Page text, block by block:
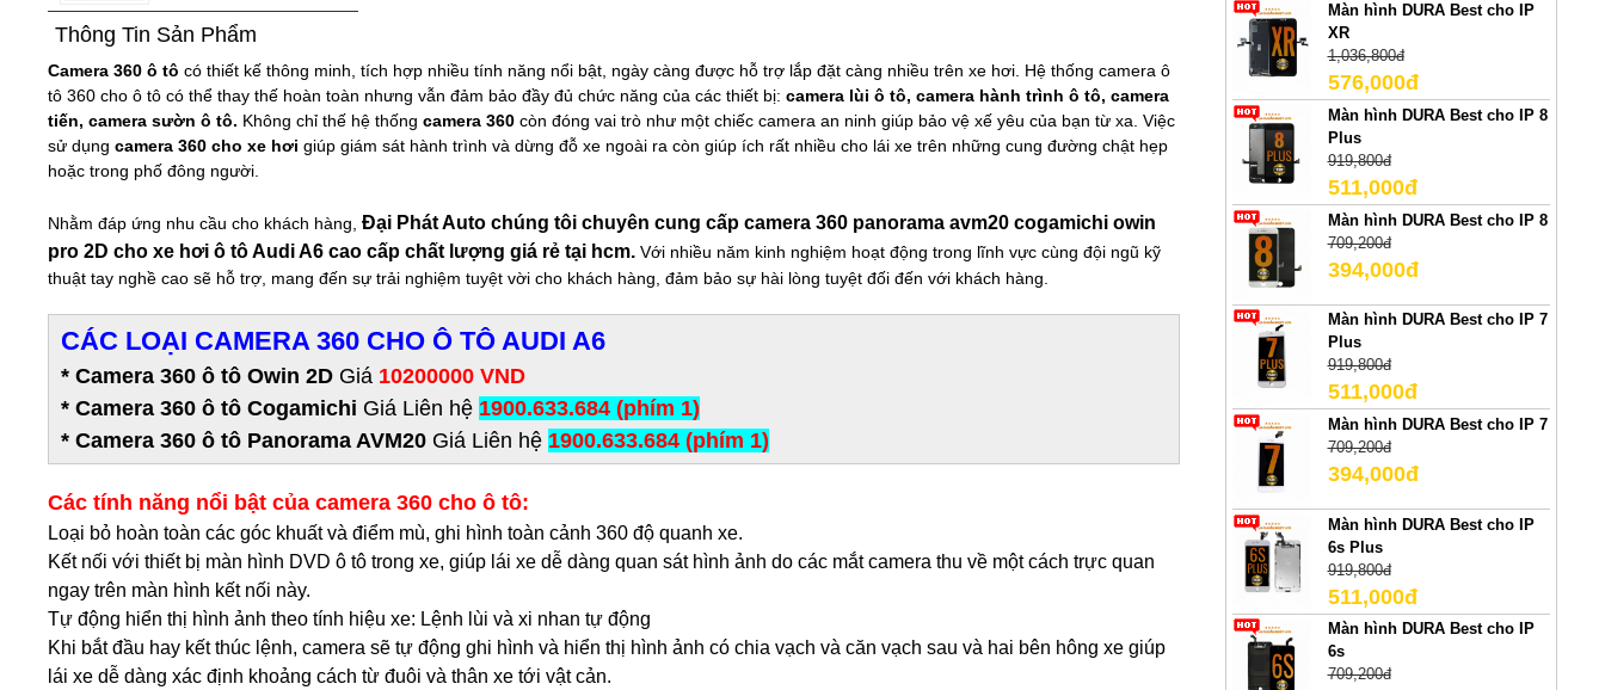
Thông Tin Sản Phẩm
Camera 360 ô tô có thiết kế thông minh, tích hợp nhiều tính năng nổi bật, ngày càng được hỗ trợ lắp đặt càng nhiều trên xe hơi. Hệ thống camera ô
tô 360 cho ô tô có thể thay thế hoàn toàn nhưng vẫn đảm bảo đầy đủ chức năng của các thiết bị:camera lùi ô tô, camera hành trình ô tô, camera
tiến, camera sườn ô tô. Không chỉ thế hệ thốngcamera 360 còn đóng vai trò như một chiếc camera an ninh giúp bảo vệ xế yêu của bạn từ xa. Việc
sử dụngcamera 360 cho xe hơigiúp giám sát hành trình và dừng đỗ xe ngoài ra còn giúp ích rất nhiều cho lái xe trên những cung đường chật hẹp
hoặc trong phố đông người.
Nhằm đáp ứng nhu cầu cho khách hàng,Đại Phát Auto chúng tôi chuyên cung cấp camera 360 panorama avm20 cogamichi owin
pro 2D cho xe hơi ô tô Audi A6 cao cấp chất lượng giá rẻ tại hcm.Với nhiều năm kinh nghiệm hoạt động trong lĩnh vực cùng đội ngũ kỹ
thuật tay nghề cao sẽ hỗ trợ, mang đến sự trải nghiệm tuyệt vời cho khách hàng, đảm bảo sự hài lòng tuyệt đối đến với khách hàng.
CÁC LOẠI CAMERA 360 CHO Ô TÔ AUDI A6
* Camera 360 ô tô Owin 2D Giá 10200000 VND
* Camera 360 ô tô Cogamichi Giá Liên hệ 1900.633.684 (phím 1)
* Camera 360 ô tô Panorama AVM20 Giá Liên hệ 1900.633.684 (phím 1)
Các tính năng nổi bật của camera 360 cho ô tô:
Loại bỏ hoàn toàn các góc khuất và điểm mù, ghi hình toàn cảnh 360 độ quanh xe.
Kết nối với thiết bị màn hình DVD ô tô trong xe, giúp lái xe dễ dàng quan sát hình ảnh do các mắt camera thu về một cách trực quan
ngay trên màn hình kết nối này.
Tự động hiển thị hình ảnh theo tính hiệu xe: Lệnh lùi và xi nhan tự động
Khi bắt đầu hay kết thúc lệnh, camera sẽ tự động ghi hình và hiển thị hình ảnh có chia vạch và căn vạch sau và hai bên hông xe giúp
lái xe dễ dàng xác định khoảng cách từ đuôi và thân xe tới vật cản.
Màn hình DURA Best cho IP
XR
1,036,800đ
576,000đ
Màn hình DURA Best cho IP 8
Plus
919,800đ
511,000đ
Màn hình DURA Best cho IP 8
709,200đ
394,000đ
Màn hình DURA Best cho IP 7
Plus
919,800đ
511,000đ
Màn hình DURA Best cho IP 7
709,200đ
394,000đ
Màn hình DURA Best cho IP
6s Plus
919,800đ
511,000đ
Màn hình DURA Best cho IP
6s
709,200đ